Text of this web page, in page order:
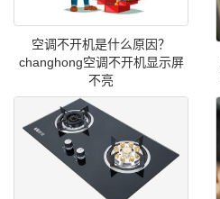
空调不开机是什么原因？
changhong空调不开机显示屏
不亮